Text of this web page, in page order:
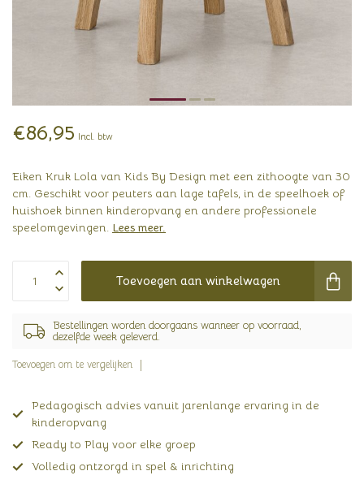
€86,95 Incl. btw
Eiken Kruk Lola van Kids By Design met een zithoogte van 30
cm. Geschikt voor peuters aan lage tafels, in de speelhoek of
huishoek binnen kinderopvang en andere professionele
speelomgevingen. Lees meer.
Toevoegen aan winkelwagen
Bestellingen worden doorgaans wanneer op voorraad,
dezelfde week geleverd.
Toevoegen om te vergelijken
Pedagogisch advies vanuit jarenlange ervaring in de
kinderopvang
Ready to Play voor elke groep
Volledig ontzorgd in spel & inrichting